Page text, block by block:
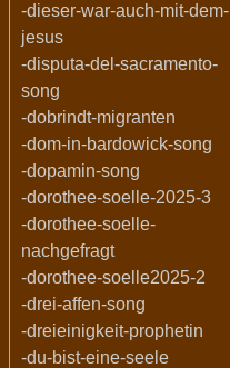
-dieser-war-auch-mit-dem-
jesus
-disputa-del-sacramento-
song
-dobrindt-migranten
-dom-in-bardowick-song
-dopamin-song
-dorothee-soelle-2025-3
-dorothee-soelle-
nachgefragt
-dorothee-soelle2025-2
-drei-affen-song
-dreieinigkeit-prophetin
-du-bist-eine-seele